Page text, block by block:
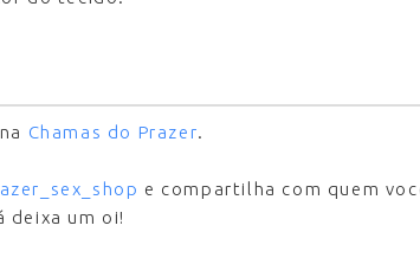
Chamas do Prazer.
e compartilha com quem
deixa um oi!